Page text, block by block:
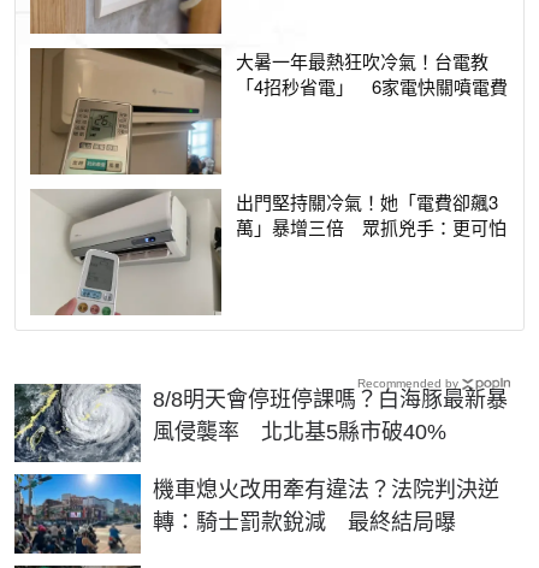
大暑一年最熱狂吹冷氣！台電教
「4招秒省電」 6家電快關噴電費
出門堅持關冷氣！她「電費卻飆3
萬」暴增三倍 眾抓兇手：更可怕
8/8明天會停班停課嗎？白海豚最新暴
風侵襲率 北北基5縣市破40%
機車熄火改用牽有違法？法院判決逆
轉：騎士罰款銳減 最終結局曝
Recommended by